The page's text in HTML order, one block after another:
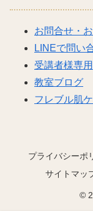
お問合せ・
LINEで問い
受講者様専用
教室ブログ
フレブル肌
プライバシーポ
サイトマッ
©